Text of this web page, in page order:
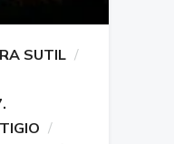
SUTIL